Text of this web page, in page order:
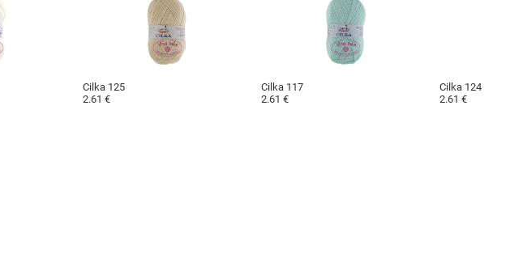
Cilka 125
2.61 €
Cilka 117
2.61 €
Cilka 124
2.61 €